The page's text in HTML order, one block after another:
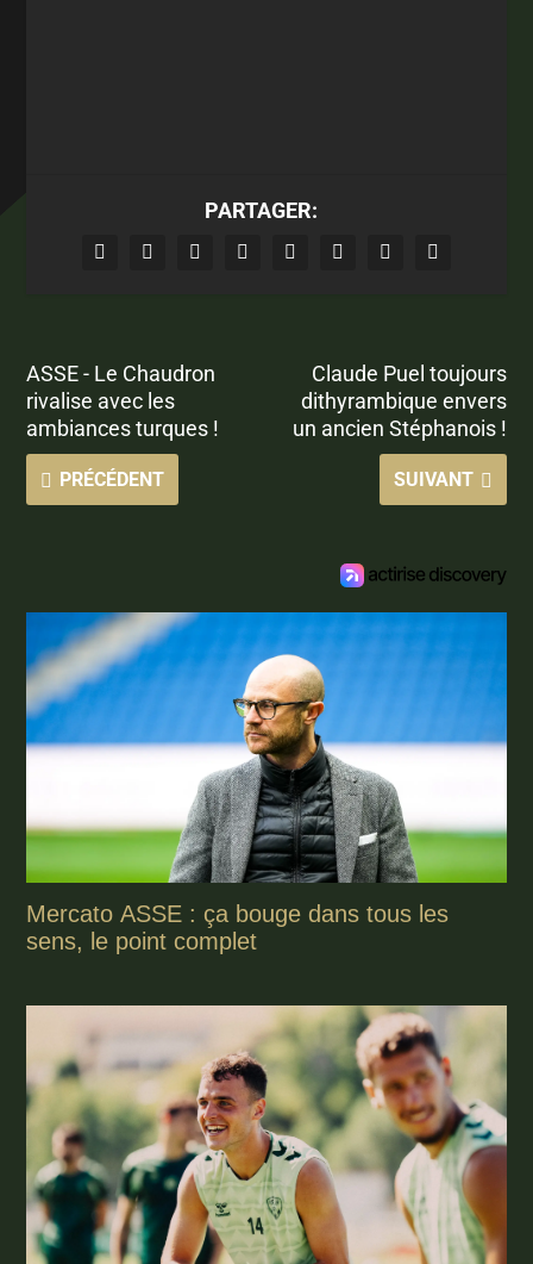
PARTAGER:
ASSE - Le Chaudron
rivalise avec les
ambiances turques !
PRÉCÉDENT
Claude Puel toujours
dithyrambique envers
un ancien Stéphanois !
SUIVANT
Mercato ASSE : ça bouge dans tous les
sens, le point complet